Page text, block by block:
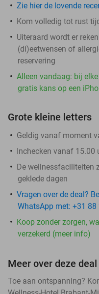
Zie hier de lovende
Kom volledig tot rust
Uiteraard wordt er
(di)eetwensen of
reservering
Alleen vandaag: bij
gratis kans op een
Grote kleine letters
Geldig vanaf moment
Inchecken vanaf 15.00
De wellnessfaciliteiten
geklede dagen
Vragen over de deal?
WhatsApp met: +31 88
Koop zonder zorgen,
verzekerd (meer info)
Meer over deze deal
Toe aan ontspanning?